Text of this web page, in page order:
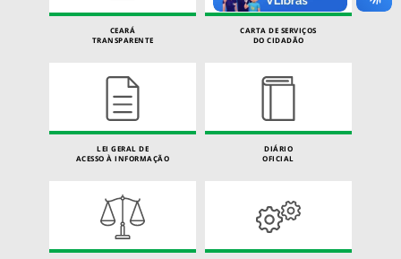
CEARÁ
TRANSPARENTE
CARTA DE SERVIÇOS
DO CIDADÃO
LEI GERAL DE
ACESSO À INFORMAÇÃO
DIÁRIO
OFICIAL